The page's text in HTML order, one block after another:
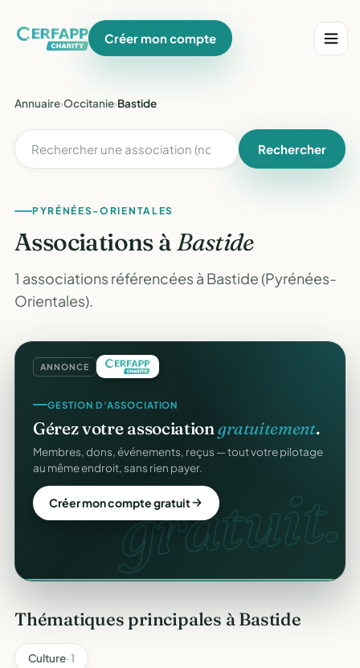
Créer mon compte
Annuaire›Occitanie›Bastide
Rechercher
PYRÉNÉES-ORIENTALES
Associations àBastide
1 associations référencées à Bastide (Pyrénées-
Orientales).
ANNONCE
gratuit.
GESTION D'ASSOCIATION
Gérez votre associationgratuitement.
Membres, dons, événements, reçus — tout votre pilotage
au même endroit, sans rien payer.
Créer mon compte gratuit
COLLECTE DE DONS
Collectez des donsen ligne.
Campagnes, paiement sécurisé, reçu fiscal instantané
pour chaque donateur. 100 % gratuit.
Lancer ma collecte
Thématiques principales à Bastide
Culture· 1